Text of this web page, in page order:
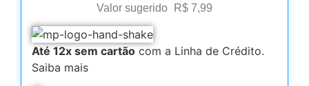
Valor sugerido R$ 7,99
Até 12x sem cartão com a Linha de Crédito.
Saiba mais